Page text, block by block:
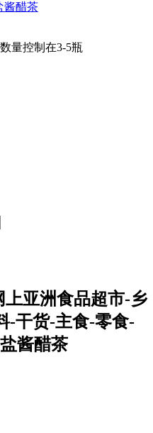
量控制在3-5瓶